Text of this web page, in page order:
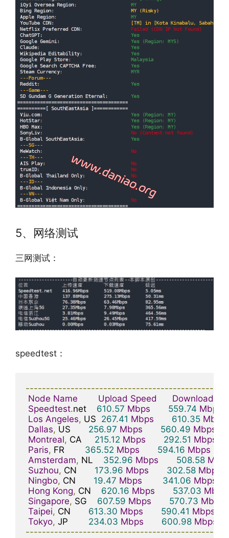
5、网络测试
三网测试：
speedtest：
Node Name Upload Speed Download
Speedtest.net 610.57 Mbps 559.74 Mbps
Los Angeles, US 267.41 Mbps 610.35 Mbps
Dallas, US 256.97 Mbps 560.49 Mbps
Montreal, CA 215.12 Mbps 292.51 Mbps
Paris, FR 365.52 Mbps 594.16 Mbps
Amsterdam, NL 352.96 Mbps 508.58
Suzhou, CN 173.96 Mbps 302.58 Mbps
Ningbo, CN 19.47 Mbps 341.06 Mbps
Hong Kong, CN 620.16 Mbps 537.03 Mbps
Singapore, SG 607.59 Mbps 570.73 Mbps
Taipei, CN 613.30 Mbps 590.41 Mbps
Tokyo, JP 234.03 Mbps 600.98 Mbps